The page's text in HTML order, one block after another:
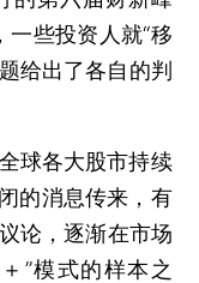
一些投资人就“移
给出了各自的判
球各大股市持续
的消息传来，有
论，逐渐在市场
”模式的样本之